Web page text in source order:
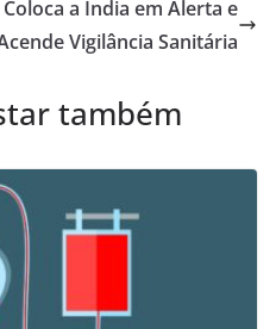
a Índia em Alerta e
Vigilância Sanitária
também